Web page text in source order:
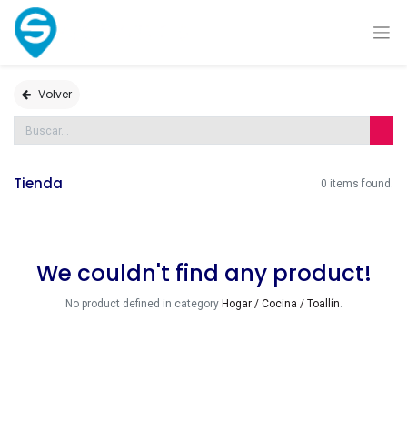
Volver
Tienda 0 items found.
We couldn't find any product!
No product defined in category Hogar / Cocina / Toallín.